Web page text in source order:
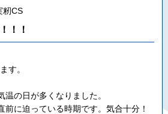
籾CS
！！
す。
の日が多くなりました。
前に迫っている時期です。気合十分！